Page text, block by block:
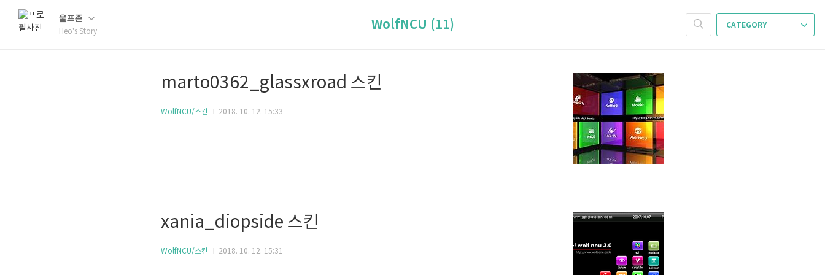
울프존
Heo's Story
CATEGORY
WolfNCU (11)
marto0362_glassxroad 스킨
WolfNCU/스킨 2018. 10. 12. 15:33
xania_diopside 스킨
WolfNCU/스킨 2018. 10. 12. 15:31